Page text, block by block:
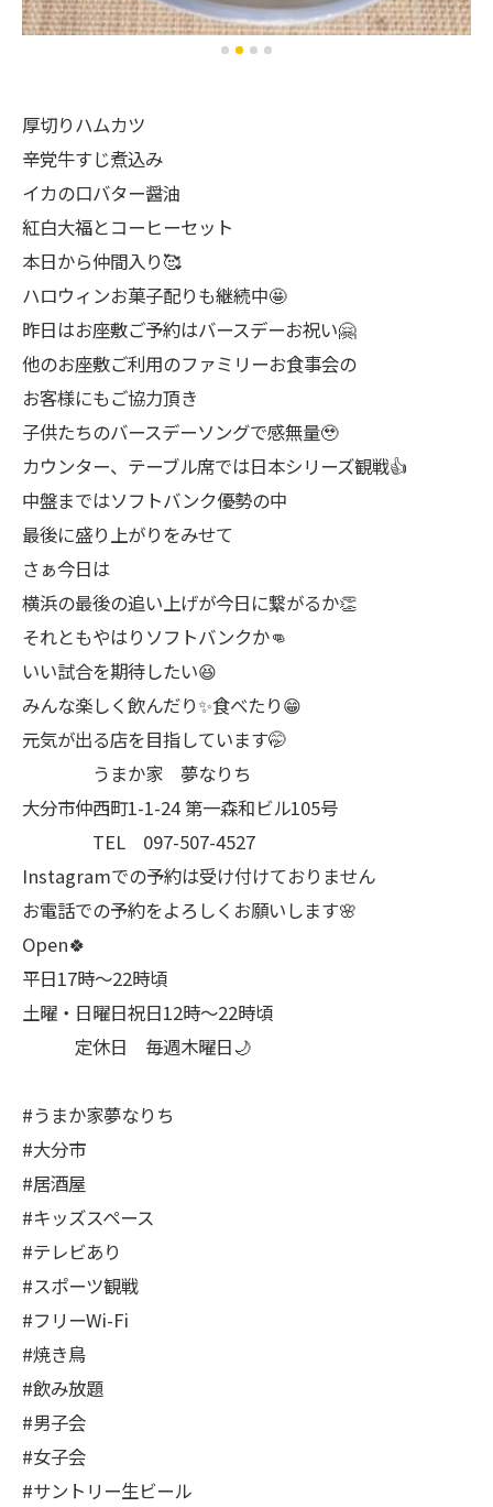
厚切りハムカツ
辛党牛すじ煮込み
イカの口バター醤油
紅白大福とコーヒーセット
本日から仲間入り🥰
ハロウィンお菓子配りも継続中🤩
昨日はお座敷ご予約はバースデーお祝い🤗
他のお座敷ご利用のファミリーお食事会の
お客様にもご協力頂き
子供たちのバースデーソングで感無量🥹
カウンター、テーブル席では日本シリーズ観戦👍
中盤まではソフトバンク優勢の中
最後に盛り上がりをみせて
さぁ今日は
横浜の最後の追い上げが今日に繋がるか👏
それともやはりソフトバンクか👊
いい試合を期待したい😆
みんな楽しく飲んだり✨食べたり😁
元気が出る店を目指しています🤭
うまか家 夢なりち
大分市仲西町1-1-24 第一森和ビル105号
TEL 097-507-4527
Instagramでの予約は受け付けておりません
お電話での予約をよろしくお願いします🌸
Open🍀
平日17時～22時頃
土曜・日曜日祝日12時〜22時頃
定休日 毎週木曜日🌙
#うまか家夢なりち
#大分市
#居酒屋
#キッズスペース
#テレビあり
#スポーツ観戦
#フリーWi-Fi
#焼き鳥
#飲み放題
#男子会
#女子会
#サントリー生ビール